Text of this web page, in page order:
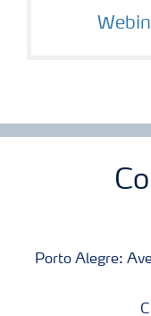
Porto Alegre: